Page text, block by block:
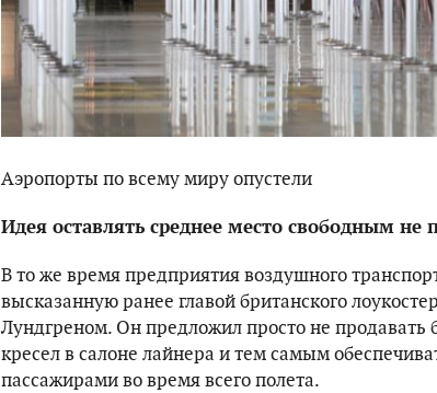
Аэропорты по всему миру опустели
Идея оставлять среднее место свободным не
В то же время предприятия воздушного
высказанную ранее главой британского
Лундгреном. Он предложил просто не продавать
кресел в салоне лайнера и тем самым
пассажирами во время всего полета.